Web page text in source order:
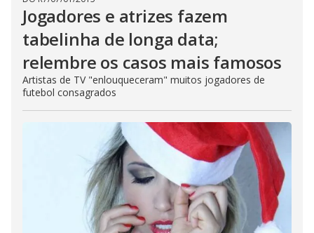
Jogadores e atrizes fazem
tabelinha de longa data;
relembre os casos mais famosos
Artistas de TV "enlouqueceram" muitos jogadores de
futebol consagrados